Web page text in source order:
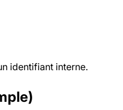
identifiant interne.